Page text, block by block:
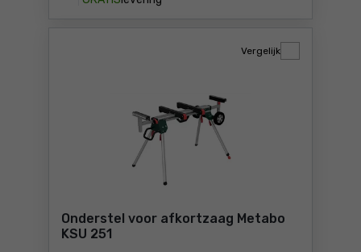
Onderstel voor afkortzaag Metabo
KSU 251
Vergelijk